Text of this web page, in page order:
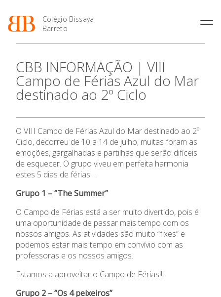
Colégio Bissaya
Barreto
O Colégio
Projeto Educativo
Organização
Colaboradores Docentes
Instalações
Ofertas de emprego
Regulamentos
Jornal “O Coreto”
Privacidade
Oferta Formativa
Enriquecimento Curricular
Oferta Curricular
Atividades Extracurriculares
Atividades de Interrupção
Letiva
Academia de Línguas
Ensino Profissional
Profissionais
Matrículas
Horários e Manuais
Termalismo
Curso de Técnico/a de Apoio
à Família e à Comunidade
Ofertas de Emprego
Ano Letivo
2027
Calendários
Portal do Professor
de Educação
SIGE
Secretariado de Exames
Admissão
Informações
CBB INFORMAÇÃO | VIII
Campo de Férias Azul do Mar
destinado ao 2º Ciclo
O VIII Campo de Férias Azul do Mar destinado ao 2º
Ciclo, decorreu de 10 a 14 de julho, muitas foram as
emoções, gargalhadas e partilhas que serão difíceis
de esquecer. O grupo viveu em perfeita harmonia
estes 5 dias de férias…
Grupo 1 – “The Summer”
O Campo de Férias está a ser muito divertido, pois é
uma oportunidade de passar mais tempo com os
nossos amigos. As atividades são muito “fixes” e
podemos estar mais tempo em convívio com as
professoras e os nossos amigos.
Estamos a aproveitar o Campo de Férias!!!
Grupo 2 – “Os 4 peixeiros”